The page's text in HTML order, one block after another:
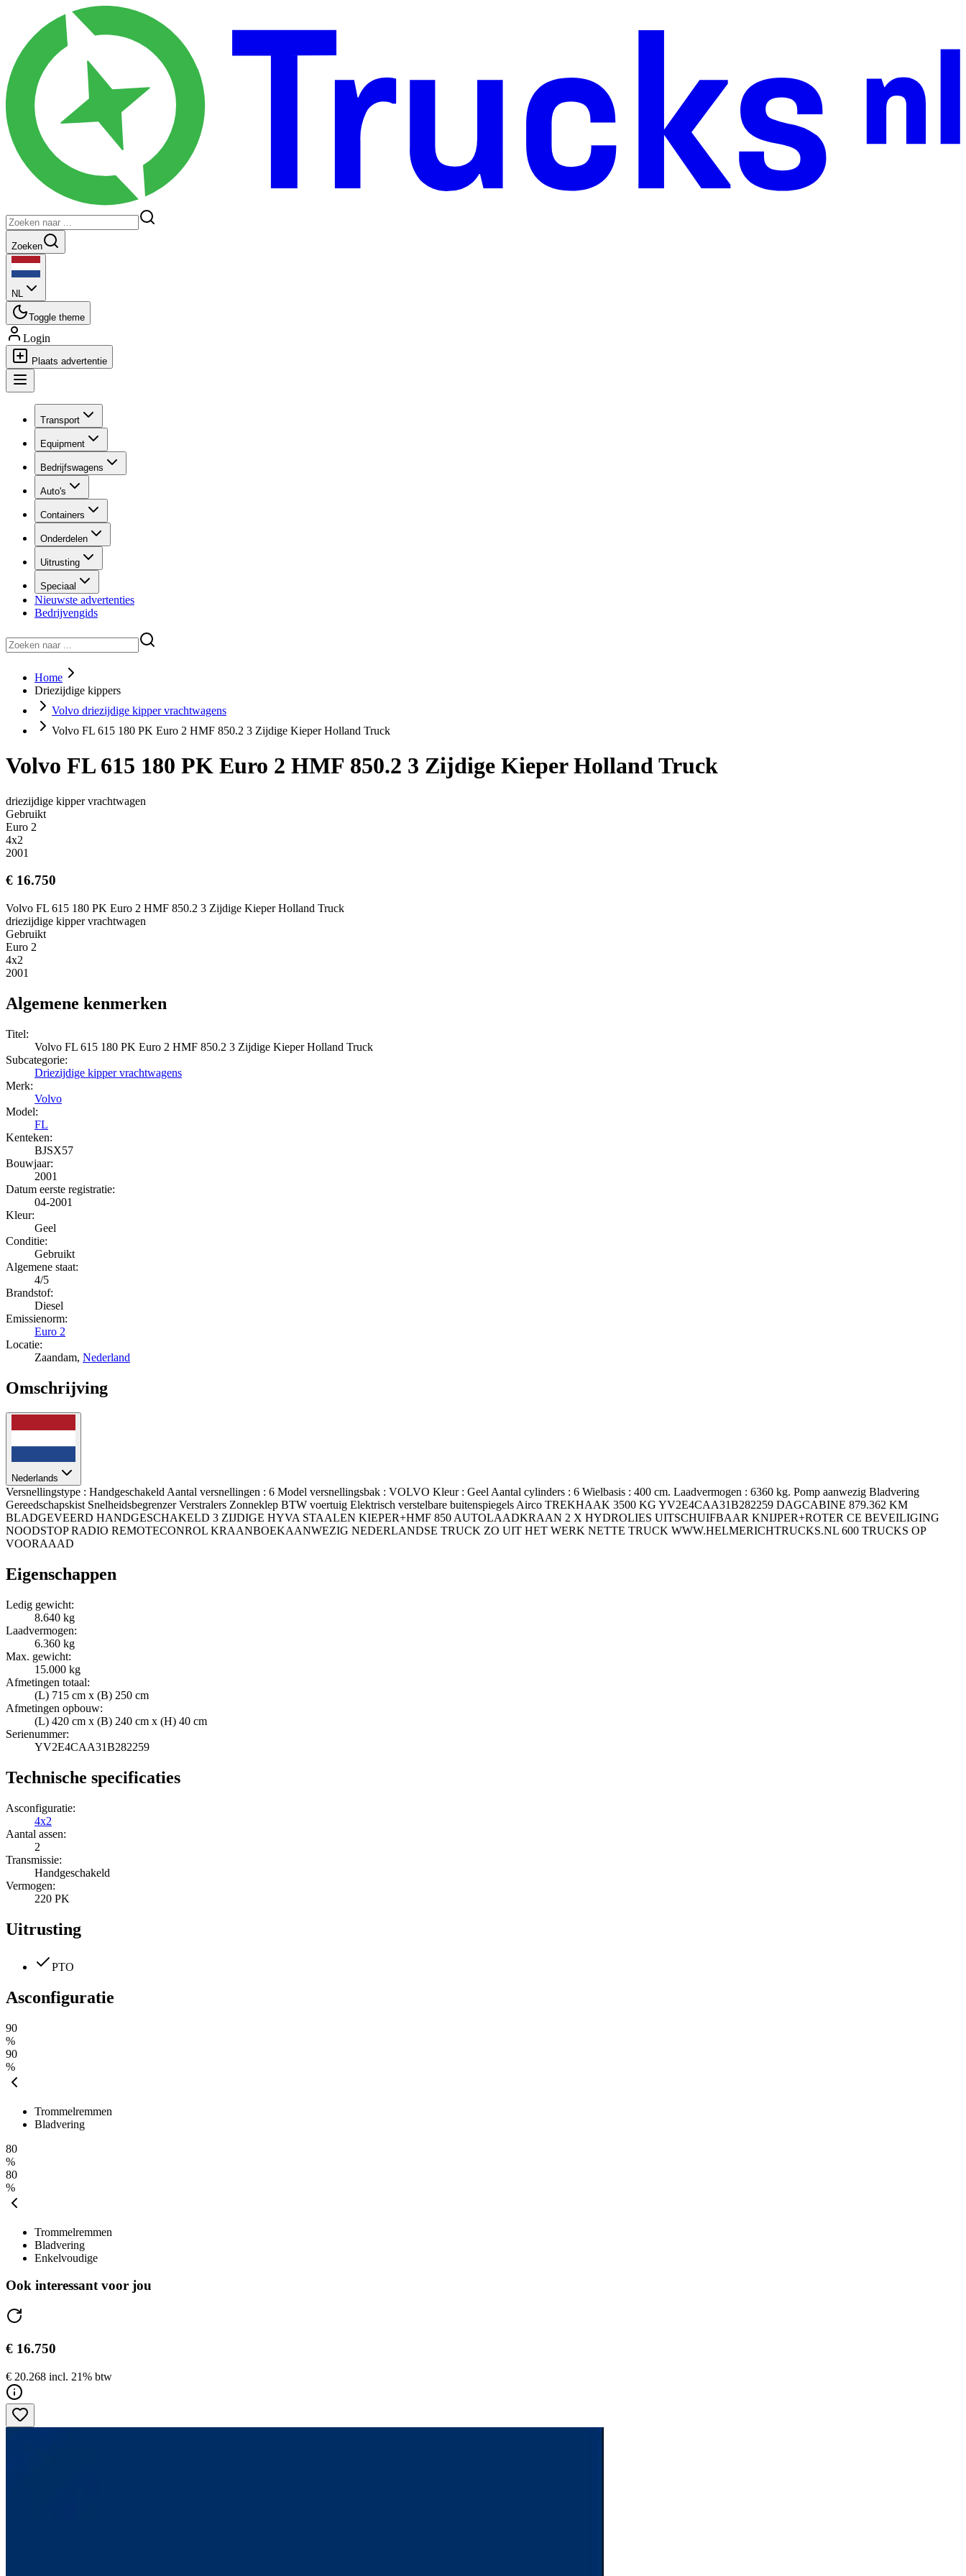
Zoeken
NL
Toggle theme
Login
Plaats advertentie
Transport
Equipment
Bedrijfswagens
Auto's
Containers
Onderdelen
Uitrusting
Speciaal
Nieuwste advertenties
Bedrijvengids
Home
Driezijdige kippers
Volvo driezijdige kipper vrachtwagens
Volvo FL 615 180 PK Euro 2 HMF 850.2 3 Zijdige Kieper Holland Truck
Volvo FL 615 180 PK Euro 2 HMF 850.2 3 Zijdige Kieper Holland Truck
driezijdige kipper vrachtwagen
Gebruikt
Euro 2
4x2
2001
€ 16.750
Volvo FL 615 180 PK Euro 2 HMF 850.2 3 Zijdige Kieper Holland Truck
driezijdige kipper vrachtwagen
Gebruikt
Euro 2
4x2
2001
Algemene kenmerken
Titel:
Volvo FL 615 180 PK Euro 2 HMF 850.2 3 Zijdige Kieper Holland Truck
Subcategorie:
Driezijdige kipper vrachtwagens
Merk:
Volvo
Model:
FL
Kenteken:
BJSX57
Bouwjaar:
2001
Datum eerste registratie:
04-2001
Kleur:
Geel
Conditie:
Gebruikt
Algemene staat:
4/5
Brandstof:
Diesel
Emissienorm:
Euro 2
Locatie:
Zaandam, Nederland
Omschrijving
Nederlands
Versnellingstype : Handgeschakeld Aantal versnellingen : 6 Model versnellingsbak : VOLVO Kleur : Geel Aantal cylinders : 6 Wielbasis : 400 cm. Laadvermogen : 6360 kg. Pomp aanwezig Bladvering
Gereedschapskist Snelheidsbegrenzer Verstralers Zonneklep BTW voertuig Elektrisch verstelbare buitenspiegels Airco TREKHAAK 3500 KG YV2E4CAA31B282259 DAGCABINE 879.362 KM
BLADGEVEERD HANDGESCHAKELD 3 ZIJDIGE HYVA STAALEN KIEPER+HMF 850 AUTOLAADKRAAN 2 X HYDROLIES UITSCHUIFBAAR KNIJPER+ROTER CE BEVEILIGING
NOODSTOP RADIO REMOTECONROL KRAANBOEKAANWEZIG NEDERLANDSE TRUCK ZO UIT HET WERK NETTE TRUCK WWW.HELMERICHTRUCKS.NL 600 TRUCKS OP
VOORAAAD
Eigenschappen
Ledig gewicht:
8.640 kg
Laadvermogen:
6.360 kg
Max. gewicht:
15.000 kg
Afmetingen totaal:
(L) 715 cm x (B) 250 cm
Afmetingen opbouw:
(L) 420 cm x (B) 240 cm x (H) 40 cm
Serienummer:
YV2E4CAA31B282259
Technische specificaties
Asconfiguratie:
4x2
Aantal assen:
2
Transmissie:
Handgeschakeld
Vermogen:
220 PK
Uitrusting
PTO
Asconfiguratie
90
%
90
%
Trommelremmen
Bladvering
80
%
80
%
Trommelremmen
Bladvering
Enkelvoudige
Ook interessant voor jou
€ 16.750
€ 20.268 incl. 21% btw